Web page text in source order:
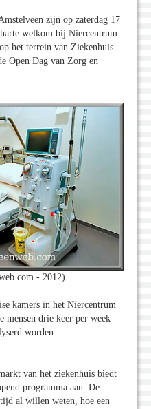
zijn op zaterdag 17
welkom bij Niercentrum
het terrein van Ziekenhuis
Open Dag van Zorg en
- 2012)
kamers in het Niercentrum
mensen drie keer per week
worden
van het ziekenhuis biedt
programma aan. De
al willen weten, hoe een